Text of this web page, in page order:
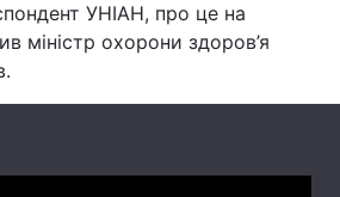
Інциденти
УНІАН, про це на
міністр охорони здоров’я